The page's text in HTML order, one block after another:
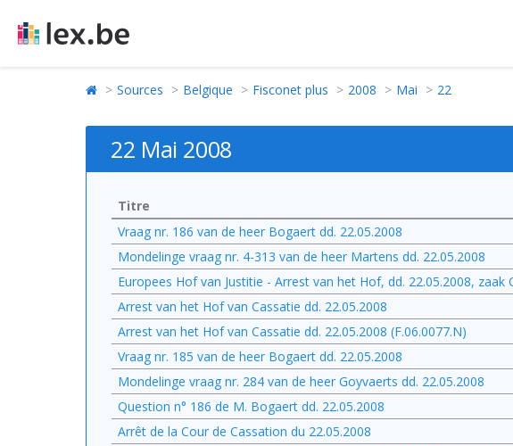
Sources Belgique Fisconet plus 2008 Mai 22
22 Mai 2008
Titre
Vraag nr. 186 van de heer Bogaert dd. 22.05.2008
Mondelinge vraag nr. 4-313 van de heer Martens dd. 22.05.2008
Europees Hof van Justitie - Arrest van het Hof, dd. 22.05.2008, zaak
Arrest van het Hof van Cassatie dd. 22.05.2008
Arrest van het Hof van Cassatie dd. 22.05.2008 (F.06.0077.N)
Vraag nr. 185 van de heer Bogaert dd. 22.05.2008
Mondelinge vraag nr. 284 van de heer Goyvaerts dd. 22.05.2008
Question n° 186 de M. Bogaert dd. 22.05.2008
Arrêt de la Cour de Cassation du 22.05.2008